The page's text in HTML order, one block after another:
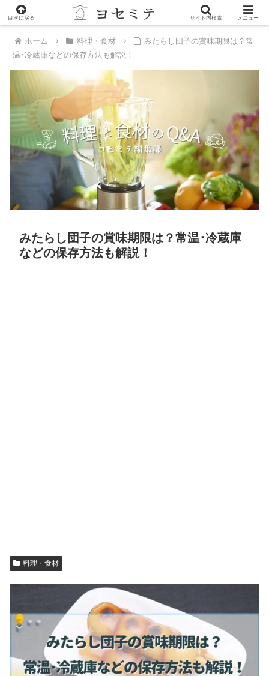
PR
ホーム 料理・食材
みたらし団子の賞味期限は？常
温･冷蔵庫などの保存方法も解説！
みたらし団子の賞味期限は？常温･冷蔵庫
などの保存方法も解説！
料理・食材
目次に戻る サイト内検索 メニュー